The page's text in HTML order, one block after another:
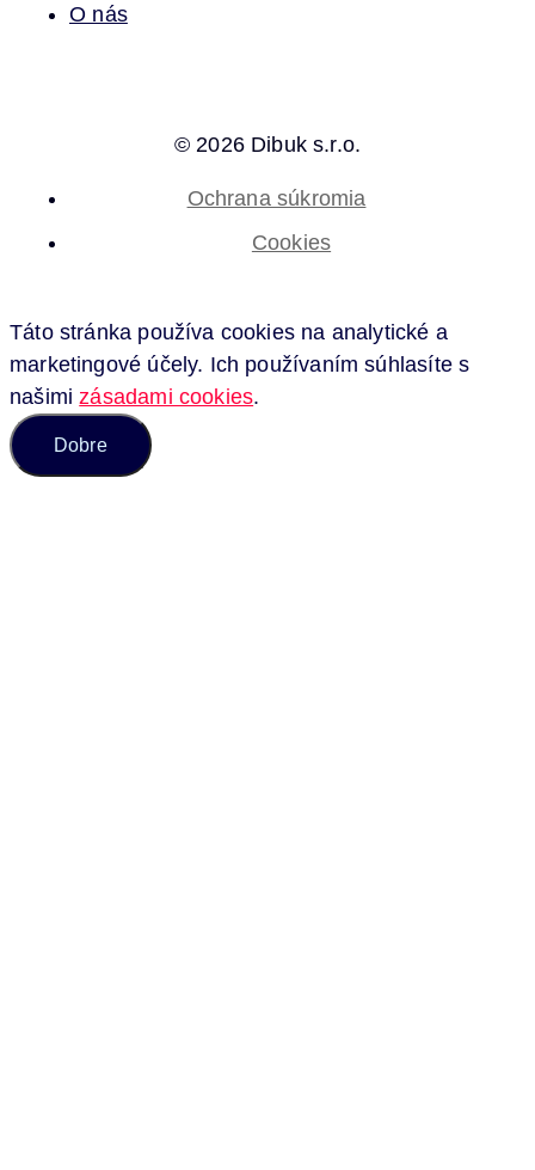
O nás
© 2026 Dibuk s.r.o.
Ochrana súkromia
Cookies
Táto stránka používa cookies na analytické a
marketingové účely. Ich používaním súhlasíte s
našimizásadami cookies.
Dobre